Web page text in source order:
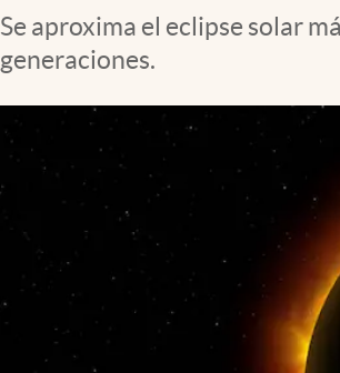
Se aproxima el eclipse solar
generaciones.